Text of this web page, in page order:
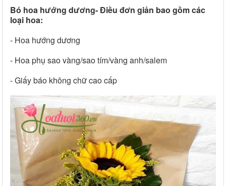
Bó hoa hướng dương- Điều đơn giản bao gồm các
loại hoa:
- Hoa hướng dương
- Hoa phụ sao vàng/sao tím/vàng anh/salem
- Giấy báo không chữ cao cấp